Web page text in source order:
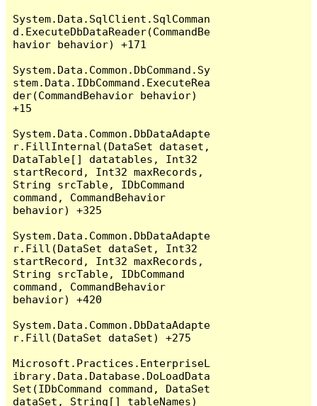
System.Data.SqlClient.SqlComman
d.ExecuteDbDataReader(CommandBe
havior behavior) +171
System.Data.Common.DbCommand.Sy
stem.Data.IDbCommand.ExecuteRea
der(CommandBehavior behavior)
+15
System.Data.Common.DbDataAdapte
r.FillInternal(DataSet dataset,
DataTable[] datatables, Int32
startRecord, Int32 maxRecords,
String srcTable, IDbCommand
command, CommandBehavior
behavior) +325
System.Data.Common.DbDataAdapte
r.Fill(DataSet dataSet, Int32
startRecord, Int32 maxRecords,
String srcTable, IDbCommand
command, CommandBehavior
behavior) +420
System.Data.Common.DbDataAdapte
r.Fill(DataSet dataSet) +275
Microsoft.Practices.EnterpriseL
ibrary.Data.Database.DoLoadData
Set(IDbCommand command, DataSet
dataSet, String[] tableNames)